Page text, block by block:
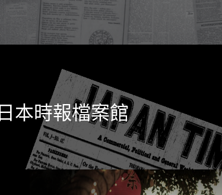
日本時報檔案館